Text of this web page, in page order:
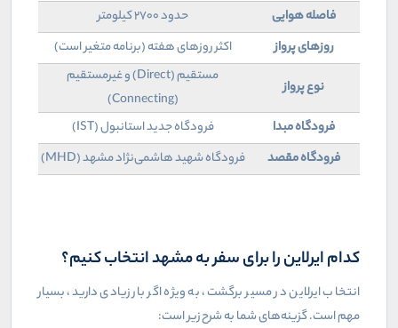
فاصله هوایی
حدود ۲۷۰۰ کیلومتر
روزهای پرواز
اکثر روزهای هفته (برنامه متغیر است)
نوع پرواز
مستقیم (Direct) و غیرمستقیم
(
Connecting
)
فرودگاه مبدا
فرودگاه جدید استانبول (IST
)
فرودگاه مقصد
فرودگاه شهید هاشمی‌نژاد مشهد (MHD
)
کدام ایرلاین را برای سفر به مشهد انتخاب کنیم؟
انتخاب ایرلاین در مسیر برگشت، به ویژه اگر بار زیادی دارید، بسیار
مهم است. گزینه‌های شما به شرح زیر است: